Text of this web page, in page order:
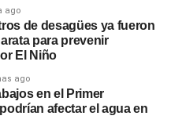
ago
de desagües ya fueron
para prevenir
El Niño
ago
en el Primer
afectar el agua en